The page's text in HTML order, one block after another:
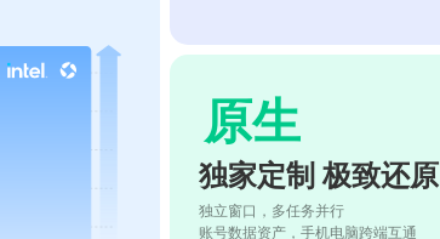
原生
独家定制 极致还原
独立窗口，多任务并行
账号数据资产，手机电脑跨端互通